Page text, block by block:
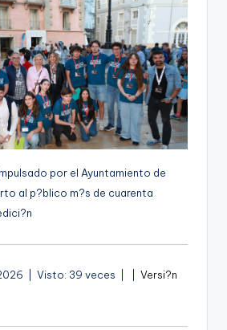
por el Ayuntamiento de
al p?blico m?s de cuarenta
| Visto: 39 veces |
Versi?n